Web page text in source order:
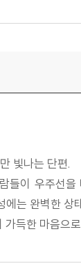
빛나는 단편.
이 우주선
는 완벽한
득한 마음